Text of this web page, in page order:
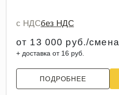
с НДСбез НДС
от 13 000 руб./смена
+ доставка от 16 руб.
ПОДРОБНЕЕ